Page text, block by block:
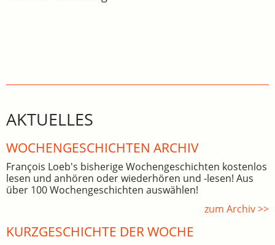
AKTUELLES
WOCHEN­GE­SCHICHTEN ARCHIV
François Loeb's bisherige Wochengeschichten kostenlos
lesen und anhören oder wiederhören und -lesen! Aus
über 100 Wochengeschichten auswählen!
zum Archiv >>
KURZGESCHICHTE DER WOCHE